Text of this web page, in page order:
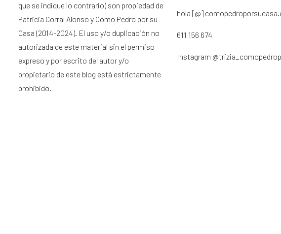
que se indique lo contrario) son propiedad de
Patricia Corral Alonso y Como Pedro por su
Casa (2014-2024). El uso y/o duplicación no
autorizada de este material sin el permiso
expreso y por escrito del autor y/o
propietario de este blog está estrictamente
prohibido.
hola [@]
611 156 674
Instagram